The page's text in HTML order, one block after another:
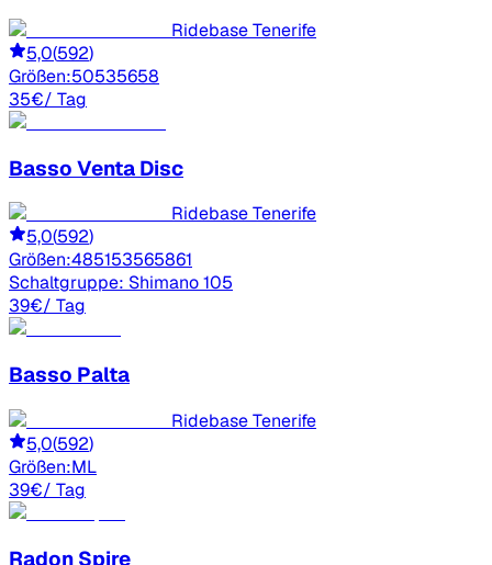
Ridebase Tenerife
5,0(592)
Größen:50535658
35€/ Tag
Basso Venta Disc
Ridebase Tenerife
5,0(592)
Größen:485153565861
Schaltgruppe: Shimano 105
39€/ Tag
Basso Palta
Ridebase Tenerife
5,0(592)
Größen:ML
39€/ Tag
Radon Spire